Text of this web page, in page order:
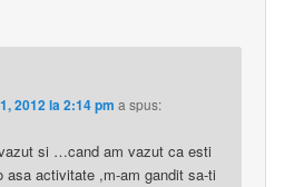
2012 la 2:14 pm a spus:
si …cand am vazut ca esti
asa activitate ,m-am gandit sa-ti